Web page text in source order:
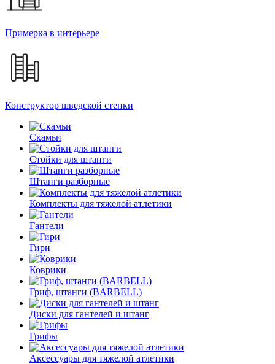
Примерка в интерьере
Конструктор шведской стенки
Скамьи
Стойки для штанги
Штанги разборные
Комплекты для тяжелой атлетики
Гантели
Гири
Коврики
Гриф, штанги (BARBELL)
Диски для гантелей и штанг
Грифы
Аксессуары для тяжелой атлетики